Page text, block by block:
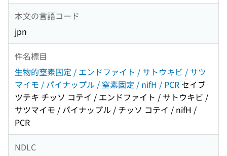
本文の言語コード
jpn
件名標目
生物的窒素固定 / エンドファイト / サトウキビ / サツ
マイモ / パイナップル / 窒素固定 / nifH / PCR セイブ
ツテキ チッソ コテイ / エンドファイト / サトウキビ /
サツマイモ / パイナップル / チッソ コテイ / nifH /
PCR
NDLC